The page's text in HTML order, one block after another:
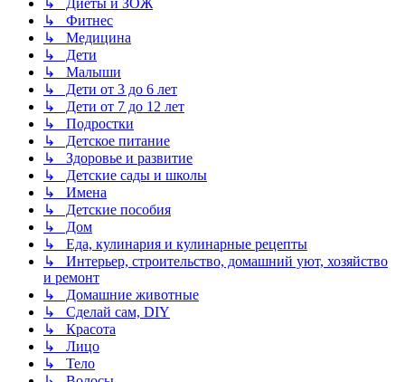
↳ Фитнес
↳ Медицина
↳ Дети
↳ Малыши
↳ Дети от 3 до 6 лет
↳ Дети от 7 до 12 лет
↳ Подростки
↳ Детское питание
↳ Здоровье и развитие
↳ Детские сады и школы
↳ Имена
↳ Детские пособия
↳ Дом
↳ Еда, кулинария и кулинарные рецепты
↳ Интерьер, строительство, домашний уют, хозяйство
и ремонт
↳ Домашние животные
↳ Сделай сам, DIY
↳ Красота
↳ Лицо
↳ Тело